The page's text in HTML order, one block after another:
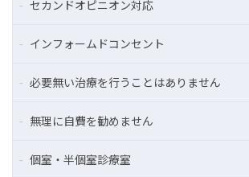
セカンドオピニオン対応
インフォームドコンセント
必要無い治療を行うことはありません
無理に自費を勧めません
個室・半個室診療室